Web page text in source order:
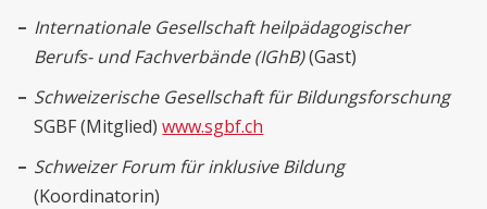
Internationale Gesellschaft heilpädagogischer
Berufs- und Fachverbände (IGhB)(Gast)
Schweizerische Gesellschaft für Bildungsforschung
SGBF (Mitglied)www.sgbf.ch
Schweizer Forum für inklusive Bildung
(Koordinatorin)